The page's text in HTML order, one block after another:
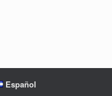
Español